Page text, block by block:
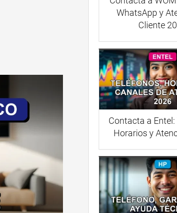
WhatsApp y
Cliente
Contacta a
Horarios y